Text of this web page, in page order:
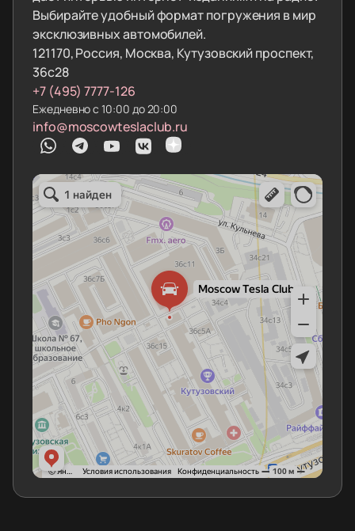
Выбирайте удобный формат погружения в мир
эксклюзивных автомобилей.
121170, Россия, Москва, Кутузовский проспект,
36с28
+7 (495) 7777-126
Ежедневно с 10:00 до 20:00
info@moscowteslaclub.ru